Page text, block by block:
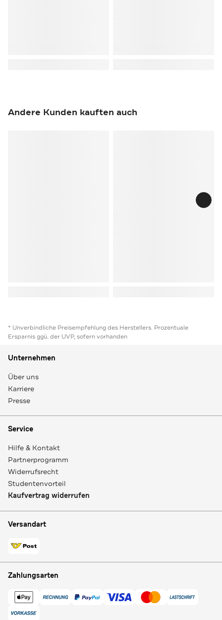
Andere Kunden kauften auch
* Unverbindliche Preisempfehlung des Herstellers. Prozentuale
Ersparnis ggü. der UVP, sofern vorhanden
Unternehmen
Über uns
Karriere
Presse
Service
Hilfe & Kontakt
Partnerprogramm
Widerrufsrecht
Studentenvorteil
Kaufvertrag widerrufen
Versandart
Zahlungsarten